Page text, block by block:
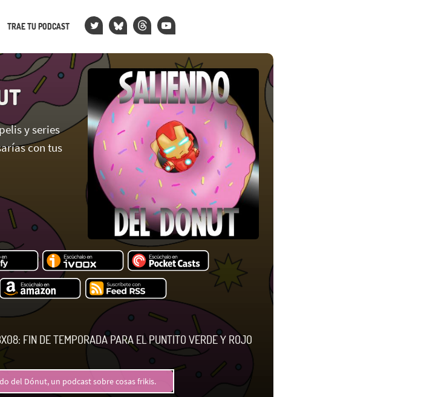
TRAE TU PODCAST
y series
con tus
FIN DE TEMPORADA PARA EL PUNTITO VERDE Y ROJO
del Dónut, un podcast sobre cosas frikis.